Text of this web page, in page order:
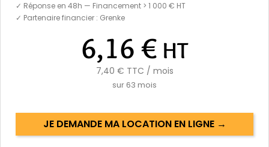
✓ Réponse en 48h — Financement > 1 000 € HT
✓ Partenaire financier : Grenke
6,16 € HT
7,40 € TTC / mois
sur 63 mois
JE DEMANDE MA LOCATION EN LIGNE →